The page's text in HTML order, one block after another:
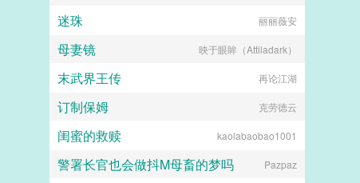
sakuragostop
迷珠 丽丽薇安
母妻镜 映于眼眸（Attiladark）
末武界王传 再论江湖
订制保姆 克劳德云
闺蜜的救赎 kaolabaobao1001
警署长官也会做抖M母畜的梦吗 Pazpaz